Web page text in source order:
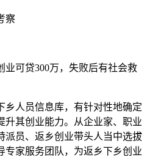
察
业可贷300万，失败后有社会救
乡人员信息库，有针对性地确定
升其创业能力。从企业家、职业
派员、返乡创业带头人当中选拔
专家服务团队，为返乡下乡创业